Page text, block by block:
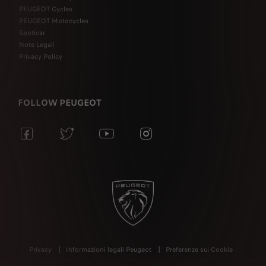
PEUGEOT Cycles
PEUGEOT Motocycles
Spoticar
Note Legali
Privacy Policy
FOLLOW PEUGEOT
Privacy Informazioni legali Peugeot Preferenze sui Cookie